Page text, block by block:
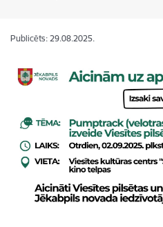
Publicēts: 29.08.2025.